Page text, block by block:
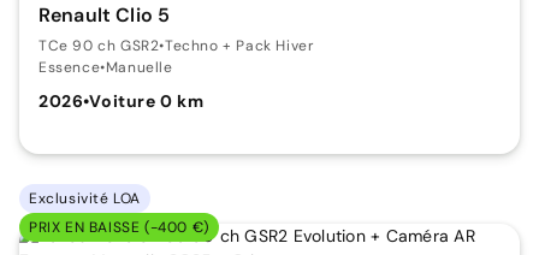
Renault Clio 5
TCe 90 ch GSR2•Techno + Pack Hiver
Essence•Manuelle
2026•Voiture 0 km
Exclusivité LOA
PRIX EN BAISSE (-400 €)